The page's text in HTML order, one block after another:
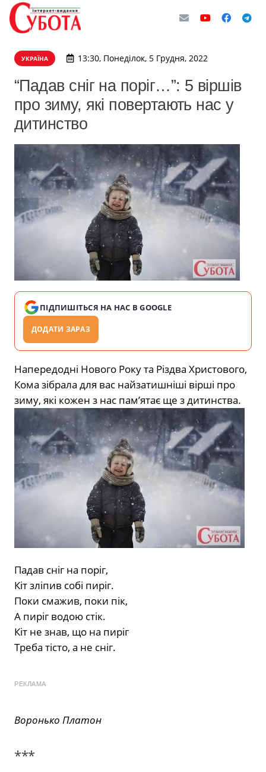
УКРАЇНА 13:30, Понеділок, 5 Грудня, 2022
“Падав сніг на поріг…”: 5 віршів
про зиму, які повертають нас у
дитинство
ПІДПИШІТЬСЯ НА НАС В GOOGLE
ДОДАТИ ЗАРАЗ
Напередодні Нового Року та Різдва Христового,
Кома зібрала для вас найзатишніші вірші про
зиму, які кожен з нас пам’ятає ще з дитинства.
Падав сніг на поріг,
Кіт зліпив собі пиріг.
Поки смажив, поки пік,
А пиріг водою стік.
Кіт не знав, що на пиріг
Треба тісто, а не сніг.
РЕКЛАМА
Воронько Платон
***